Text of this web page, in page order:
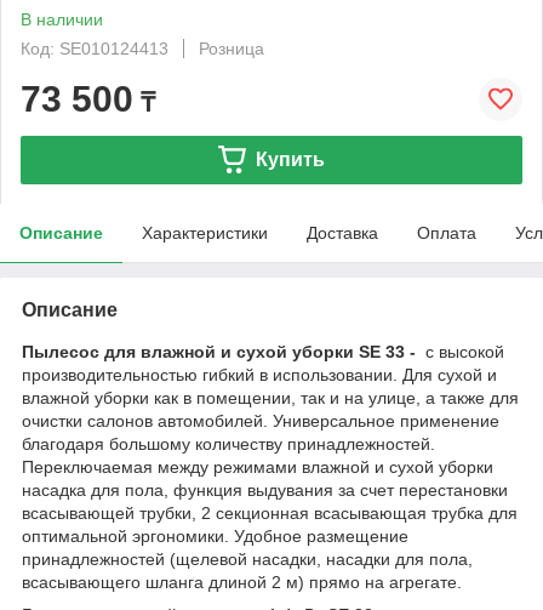
В наличии
Код: SE010124413
Розница
73 500 ₸
Купить
Описание Характеристики Доставка Оплата
Описание
Пылесос для влажной и сухой уборки SE 33 - с высокой
производительностью гибкий в использовании. Для сухой и
влажной уборки как в помещении, так и на улице, а также для
очистки салонов автомобилей. Универсальное применение
благодаря большому количеству принадлежностей.
Переключаемая между режимами влажной и сухой уборки
насадка для пола, функция выдувания за счет перестановки
всасывающей трубки, 2 секционная всасывающая трубка для
оптимальной эргономики. Удобное размещение
принадлежностей (щелевой насадки, насадки для пола,
всасывающего шланга длиной 2 м) прямо на агрегате.